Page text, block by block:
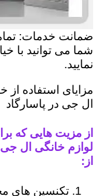
ضمانت خدمات:
شما می توانید با
نمایید.
مزایای استفاده از
ال جی در پاسارگاد
از مزیت هایی که
لوازم خانگی ال جی
از:
تکنسین های